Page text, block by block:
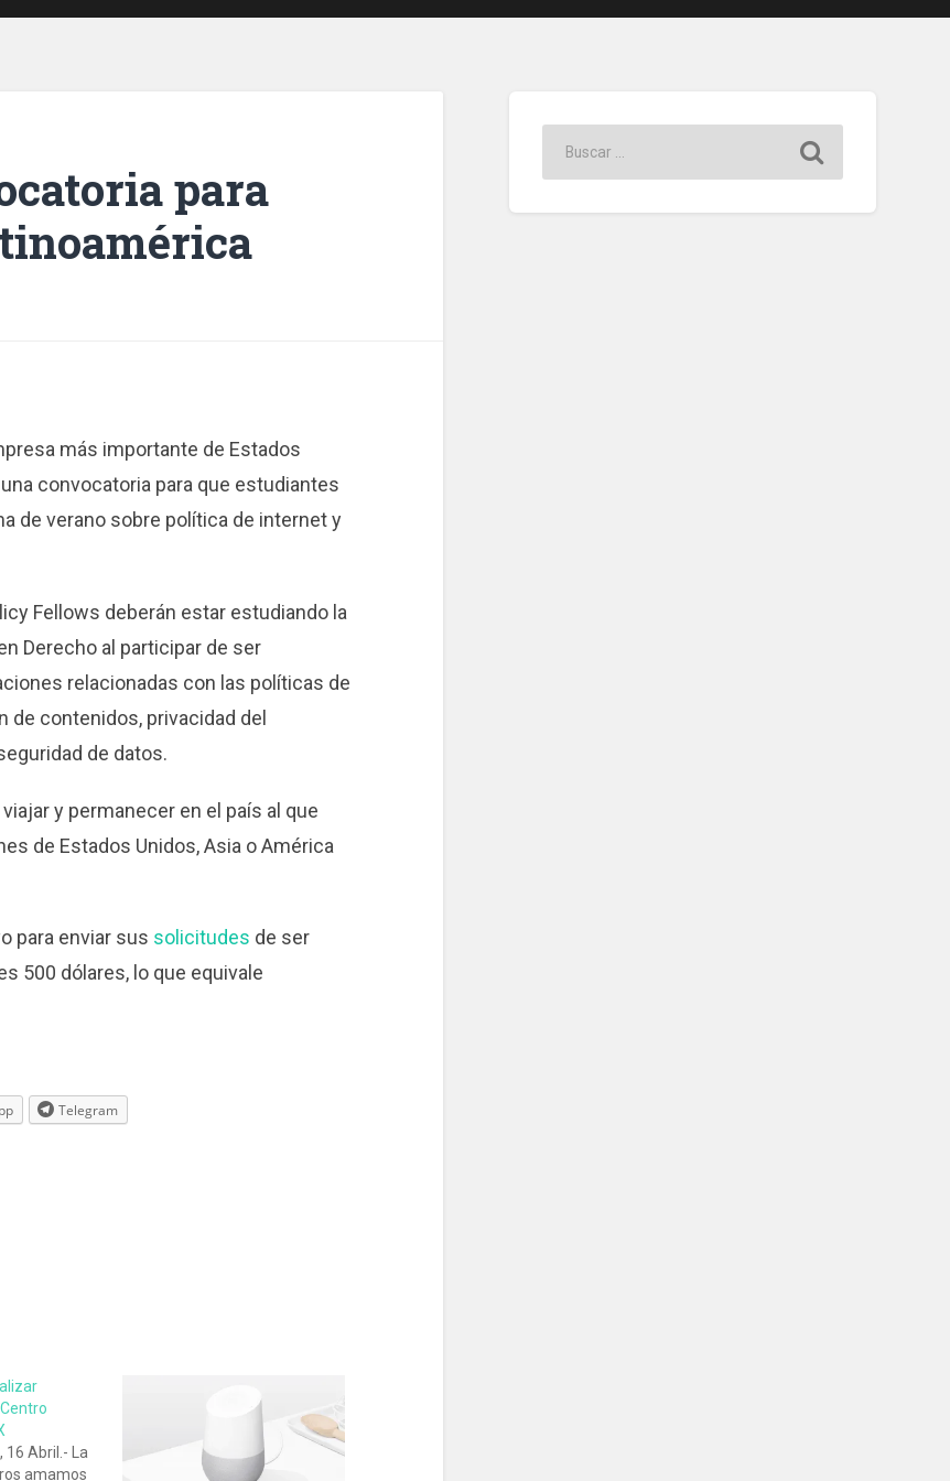
para
más importante de Estados
convocatoria para que estudiantes
de verano sobre política de internet y
Fellows deberán estar estudiando la
Derecho al participar de ser
relacionadas con las políticas de
de contenidos, privacidad del
de datos.
y permanecer en el país al que
de Estados Unidos, Asia o América
para enviar sus solicitudes de ser
500 dólares, lo que equivale
Telegram
16 Abril.- La
amamos